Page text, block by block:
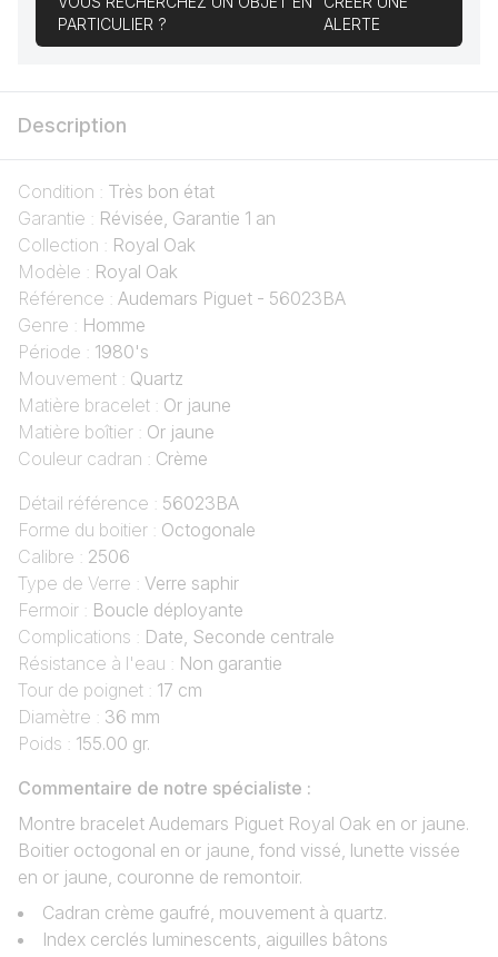
PARTICULIER ?
ALERTE
Description
Condition : Très bon état
Garantie : Révisée, Garantie 1 an
Collection : Royal Oak
Modèle : Royal Oak
Référence : Audemars Piguet - 56023BA
Genre : Homme
Période : 1980's
Mouvement : Quartz
Matière bracelet : Or jaune
Matière boîtier : Or jaune
Couleur cadran : Crème
Détail référence : 56023BA
Forme du boitier : Octogonale
Calibre : 2506
Type de Verre : Verre saphir
Fermoir : Boucle déployante
Complications : Date, Seconde centrale
Résistance à l'eau : Non garantie
Tour de poignet : 17 cm
Diamètre : 36 mm
Poids : 155.00 gr.
Commentaire de notre spécialiste :
Montre bracelet Audemars Piguet Royal Oak en or jaune.
Boitier octogonal en or jaune, fond vissé, lunette vissée
en or jaune, couronne de remontoir.
Cadran crème gaufré, mouvement à quartz.
Index cerclés luminescents, aiguilles bâtons